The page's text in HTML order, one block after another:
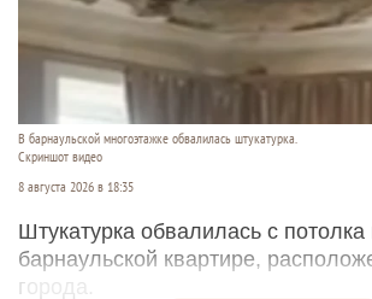
В барнаульской многоэтажке обвалилась штукатурка.
Скриншот видео
8 августа 2026 в 18:35
Штукатурка обвалилась с потолка
барнаульской квартире,
города.